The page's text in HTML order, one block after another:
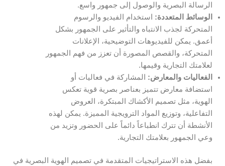
الرسالة البصرية والوصول إلى جمهور واسع.
الوسائط المتعددة: استخدام الفيديو والرسوم
المتحركة لجذب الانتباه والتأثير على الجمهور بشكل
أعمق. يمكن للفيديوهات التوضيحية، الإعلانات
المتحركة، والقصص المصورة أن تعزز من فهم الجمهور
لعلامتك التجارية وقيمها.
الفعاليات والمعارض: المشاركة في فعاليات أو
استضافة معارض تتميز بعناصر بصرية قوية تعكس
الهوية، مثل تصميم الأكشاك المبتكرة، العروض
التفاعلية، وتوزيع المواد الترويجية المميزة. يمكن لهذه
الأنشطة أن تترك انطباعاً دائماً على الحضور وتزيد من
وعي الجمهور بعلامتك التجارية.
بفضل هذه الاستراتيجيات المتقدمة في تصميم الهوية البصرية في